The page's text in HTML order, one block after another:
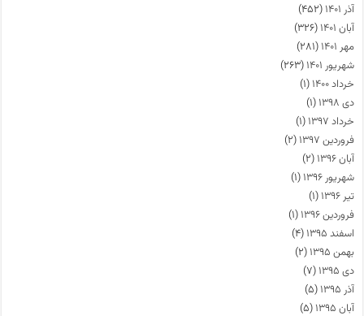
آذر ۱۴۰۱
(۴۵۲)
آبان ۱۴۰۱
(۳۲۶)
مهر ۱۴۰۱
(۲۸۱)
شهریور ۱۴۰۱
(۲۶۳)
خرداد ۱۴۰۰
(۱)
دی ۱۳۹۸
(۱)
خرداد ۱۳۹۷
(۱)
فروردین ۱۳۹۷
(۲)
آبان ۱۳۹۶
(۲)
شهریور ۱۳۹۶
(۱)
تیر ۱۳۹۶
(۱)
فروردین ۱۳۹۶
(۱)
اسفند ۱۳۹۵
(۴)
بهمن ۱۳۹۵
(۲)
دی ۱۳۹۵
(۷)
آذر ۱۳۹۵
(۵)
آبان ۱۳۹۵
(۵)